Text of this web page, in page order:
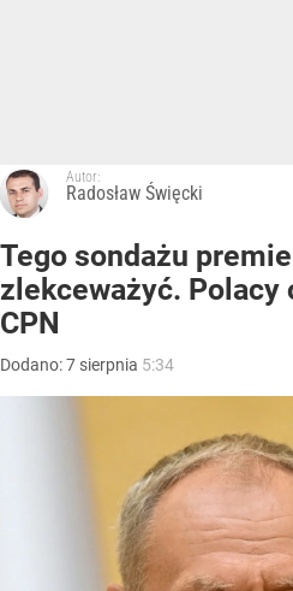
Autor:
Radosław Święcki
Tego sondażu
zlekceważyć. Polacy
CPN
Dodano:7 sierpnia 5:34